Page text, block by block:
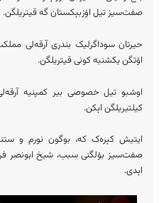
صفت‌سیز تیل اۉزبېکستان گه قیتریلگن.
حیرتان سوداگرلیک بندری آرقه‌لی
اۉتگن یکشنبه کونی قیتریلگن.
اوشبو تیل خصوصی بیر کمپنیه
کیلتیریلگن اېکن.
صفت‌سیز بۉلگنی سبب، شیخ ابونصر
اېدی.